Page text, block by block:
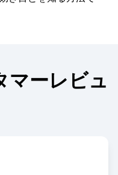
ーレビュ